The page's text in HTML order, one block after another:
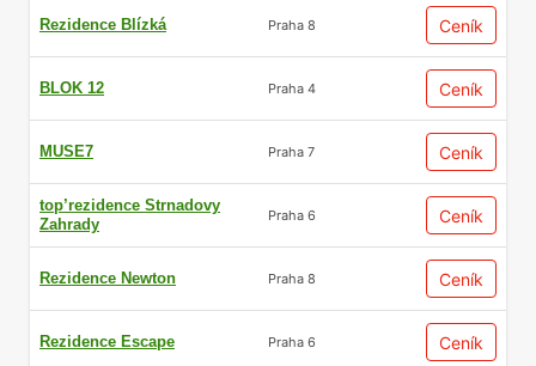
Rezidence Blízká Praha 8 Ceník
BLOK 12 Praha 4 Ceník
MUSE7 Praha 7 Ceník
top’rezidence Strnadovy
Zahrady
Praha 6 Ceník
Rezidence Newton Praha 8 Ceník
Rezidence Escape Praha 6 Ceník